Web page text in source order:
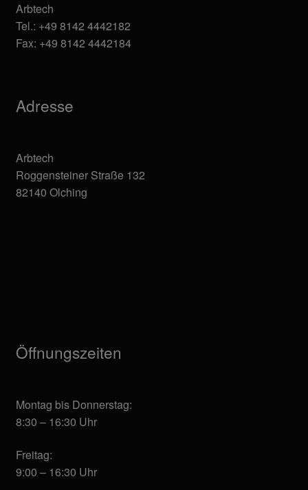
Arbtech
Tel.: +49 8142 4442182
Fax: +49 8142 4442184
Adresse
Arbtech
Roggensteiner Straße 132
82140 Olching
Öffnungszeiten
Montag bis Donnerstag:
8:30 – 16:30 Uhr
Freitag:
9:00 – 16:30 Uhr